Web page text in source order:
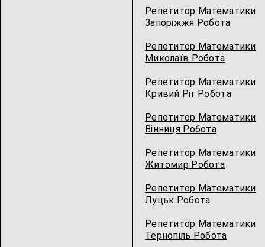
Репетитор Математики
Запоріжжя Робота
Репетитор Математики
Миколаїв Робота
Репетитор Математики
Кривий Ріг Робота
Репетитор Математики
Вінниця Робота
Репетитор Математики
Житомир Робота
Репетитор Математики
Луцьк Робота
Репетитор Математики
Тернопіль Робота